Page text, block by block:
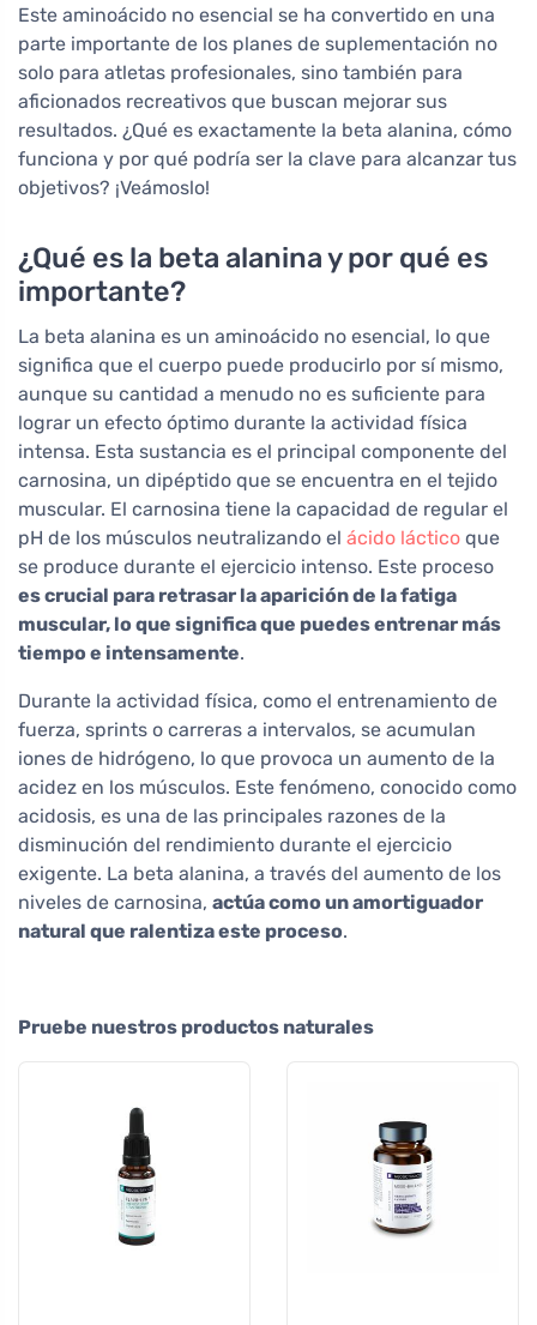
Este aminoácido no esencial se ha convertido en una
parte importante de los planes de suplementación no
solo para atletas profesionales, sino también para
aficionados recreativos que buscan mejorar sus
resultados. ¿Qué es exactamente la beta alanina, cómo
funciona y por qué podría ser la clave para alcanzar tus
objetivos? ¡Veámoslo!
¿Qué es la beta alanina y por qué es
importante?
La beta alanina es un aminoácido no esencial, lo que
significa que el cuerpo puede producirlo por sí mismo,
aunque su cantidad a menudo no es suficiente para
lograr un efecto óptimo durante la actividad física
intensa. Esta sustancia es el principal componente del
carnosina, un dipéptido que se encuentra en el tejido
muscular. El carnosina tiene la capacidad de regular el
pH de los músculos neutralizando el ácido láctico que
se produce durante el ejercicio intenso. Este proceso
es crucial para retrasar la aparición de la fatiga
muscular, lo que significa que puedes entrenar más
tiempo e intensamente.
Durante la actividad física, como el entrenamiento de
fuerza, sprints o carreras a intervalos, se acumulan
iones de hidrógeno, lo que provoca un aumento de la
acidez en los músculos. Este fenómeno, conocido como
acidosis, es una de las principales razones de la
disminución del rendimiento durante el ejercicio
exigente. La beta alanina, a través del aumento de los
niveles de carnosina, actúa como un amortiguador
natural que ralentiza este proceso.
Pruebe nuestros productos naturales